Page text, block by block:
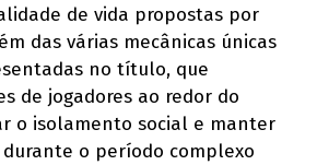
de vida propostas por
das várias mecânicas únicas
no título, que
de jogadores ao redor do
o isolamento social e manter
o período complexo